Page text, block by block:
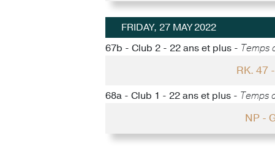
FRIDAY, 27 MAY 2022
67b - Club 2 - 22 ans et plus - Temps
RK. 47
68a - Club 1 - 22 ans et plus - Temps
NP -